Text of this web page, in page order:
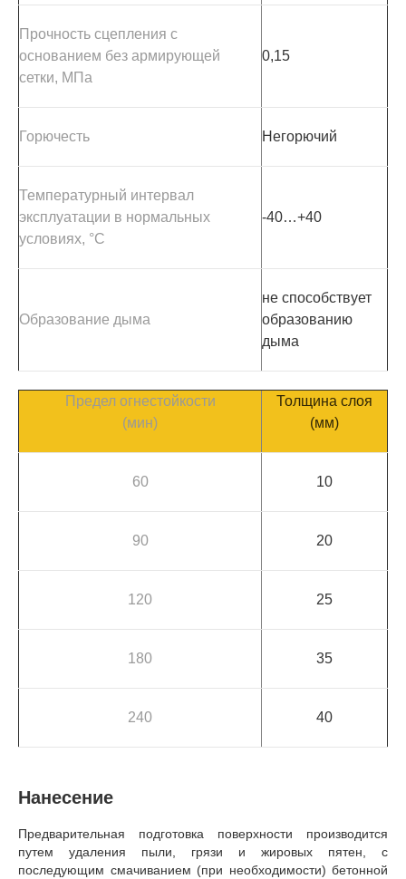
Прочность сцепления с
основанием без армирующей
сетки, МПа
0,15
Горючесть Негорючий
Температурный интервал
эксплуатации в нормальных
условиях, °С
-40…+40
Образование дыма
не способствует
образованию
дыма
Предел огнестойкости
(мин)
Толщина слоя
(мм)
60 10
90 20
120 25
180 35
240 40
Нанесение
Предварительная подготовка поверхности производится
путем удаления пыли, грязи и жировых пятен, с
последующим смачиванием (при необходимости) бетонной